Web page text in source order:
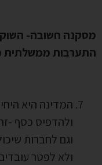
מסקנה חשובה-
התערבות ממשלתית
המדינה היא
ולהדפיס כסף -
וגם לחברות
ולא לפטר